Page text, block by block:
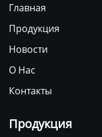
Главная
Продукция
Новости
О Нас
Контакты
Продукция